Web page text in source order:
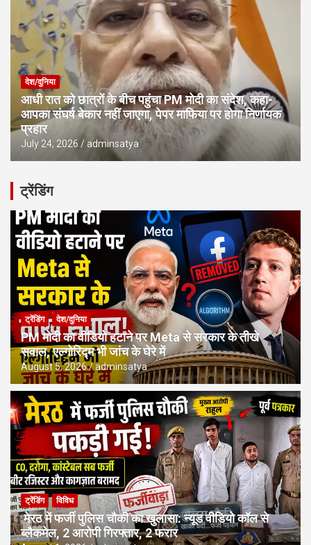
देश/दुनिया
आधी रात को छात्रों के बीच पहुंचा PM मोदी का संदेश, कहा-
आपका संघर्ष बेकार नहीं जाएगा, पेपर माफिया पर होगा निर्णायक
प्रहार
July 24, 2026 adminsatya
ट्रेंडिंग
ट्रेंडिंग देश/दुनिया
PM मोदी का वीडियो हटाने पर Meta से सरकार के तीखे
सवाल, एल्गोरिद्म भी जांच के घेरे में
August 5, 2026 adminsatya
ट्रेंडिंग विविध
मेरठ में फर्जी पुलिस चौकी का खुलासा: न्यूड वीडियो कॉल से
ब्लैकमेल, 2 आरोपी गिरफ्तार, 2 फरार